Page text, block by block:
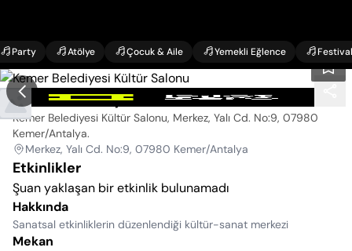
Party Atölye Çocuk & Aile Yemekli Eğlence Festival
Kemer Belediyesi Kültür Salonu
Kemer Belediyesi Kültür Salonu, Merkez, Yalı Cd. No:9, 07980
Kemer/Antalya.
Merkez, Yalı Cd. No:9, 07980 Kemer/Antalya
Etkinlikler
Şuan yaklaşan bir etkinlik bulunamadı
Hakkında
Sanatsal etkinliklerin düzenlendiği kültür-sanat merkezi
Mekan